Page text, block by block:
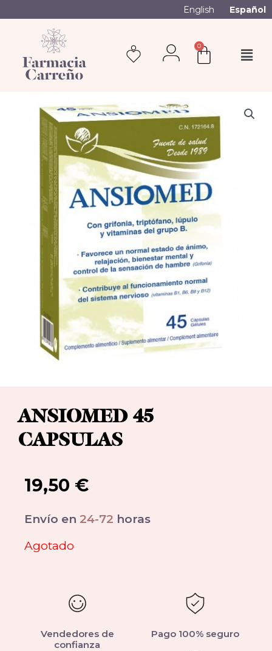
English Español
0
ANSIOMED 45
CAPSULAS
19,50 €
Envío en 24-72 horas
Agotado
Vendedores de
confianza
Pago 100% seguro